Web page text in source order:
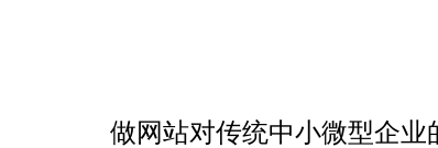
做网站对传统中小微型企业